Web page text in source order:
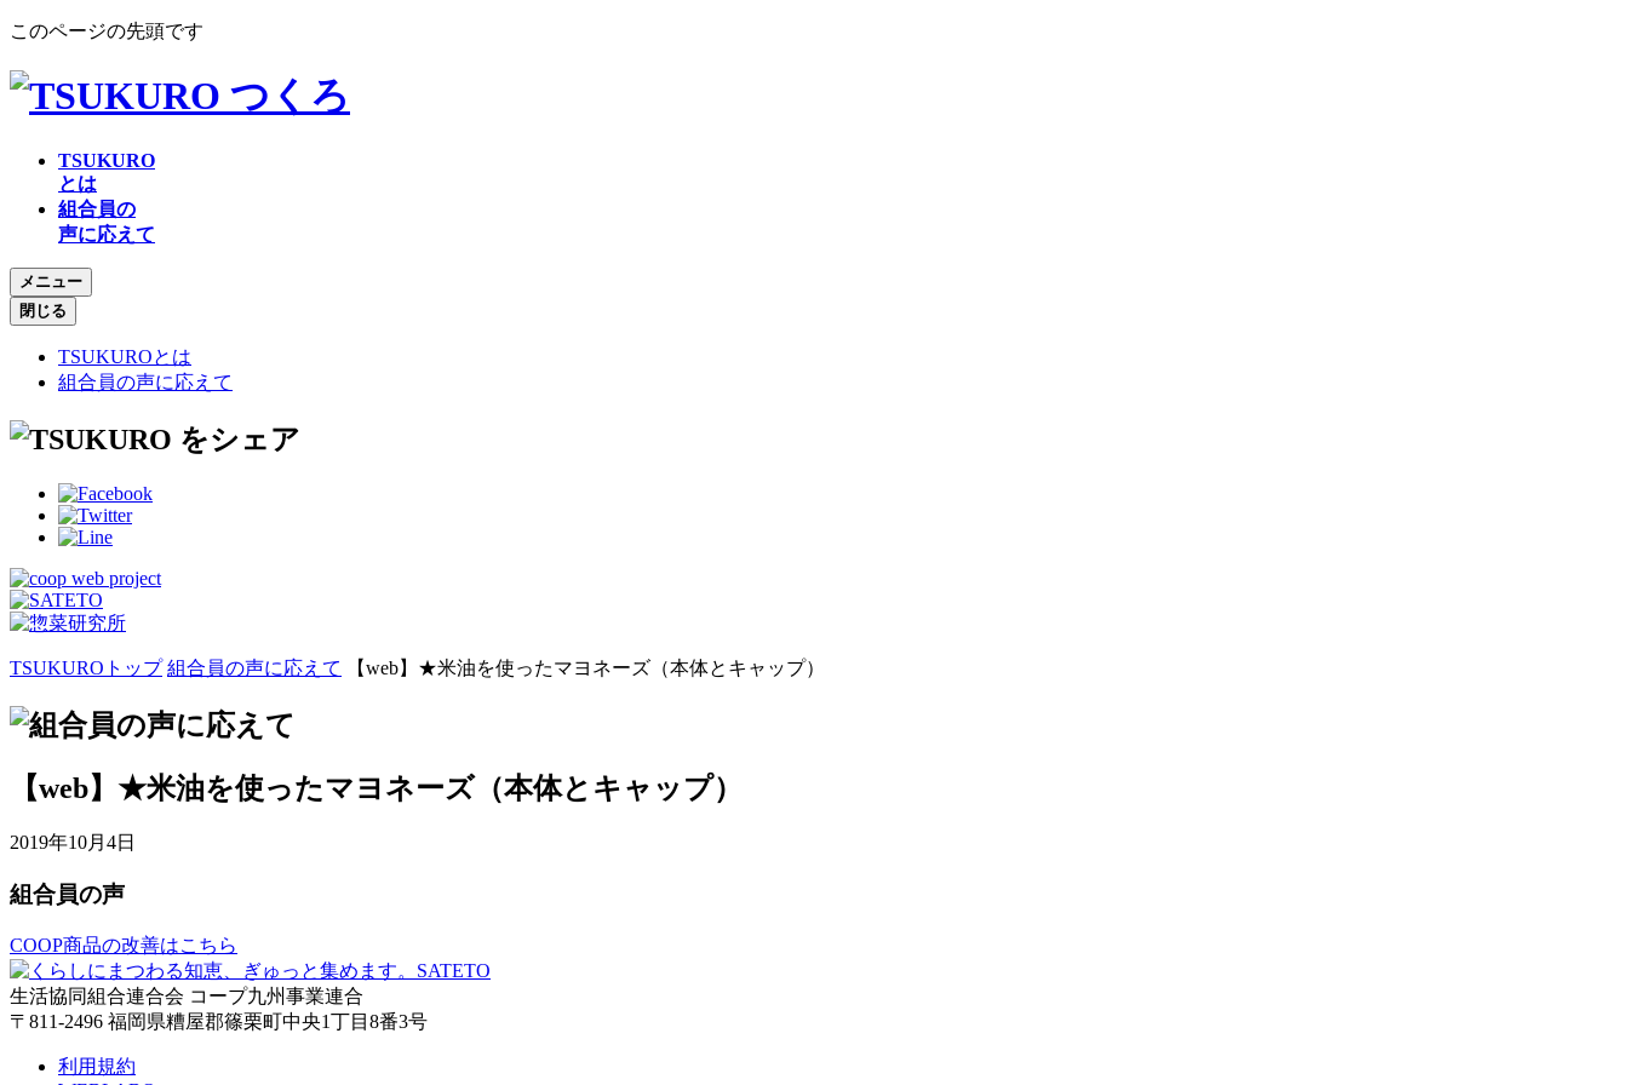
このページの先頭です
TSUKURO
とは
組合員の
声に応えて
メニュー
閉じる
TSUKUROとは
組合員の声に応えて
TSUKUROトップ 組合員の声に応えて 【web】★米油を使ったマヨネーズ（本体とキャップ）
【web】★米油を使ったマヨネーズ（本体とキャップ）
2019年10月4日
組合員の声
COOP商品の改善はこちら
生活協同組合連合会 コープ九州事業連合
〒811-2496 福岡県糟屋郡篠栗町中央1丁目8番3号
利用規約